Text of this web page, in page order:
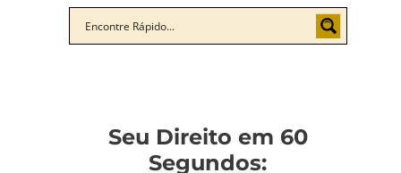
Seu Direito em 60
Segundos: